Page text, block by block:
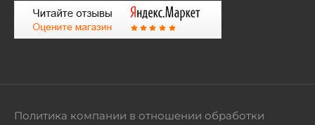
Политика компании в отношении обработки